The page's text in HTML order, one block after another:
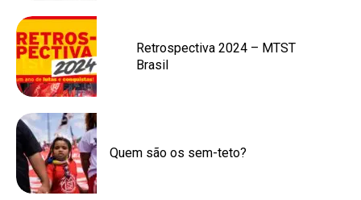
Retrospectiva 2024 – MTST
Brasil
Quem são os sem-teto?